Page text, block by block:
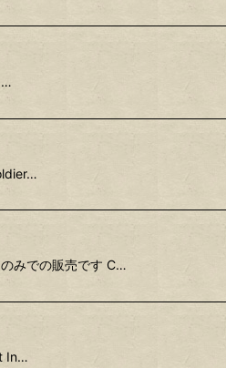
みでの販売です C…
In…